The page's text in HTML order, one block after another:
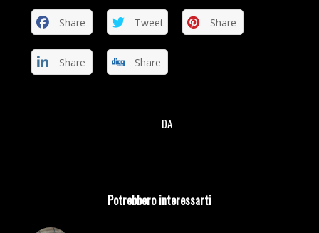
Share Tweet Share
Share Share
DA
Potrebbero interessarti